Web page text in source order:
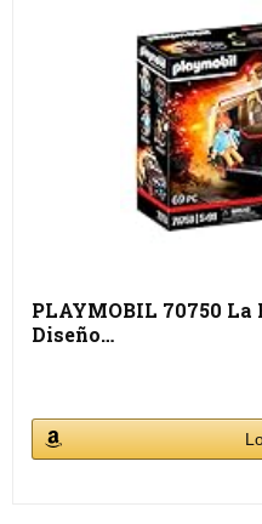
PLAYMOBIL 70750
Diseño…